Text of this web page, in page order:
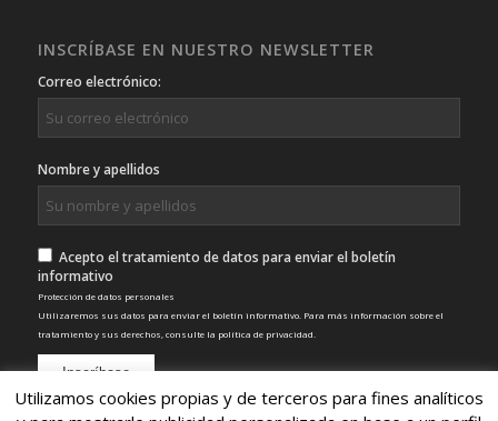
INSCRÍBASE EN NUESTRO NEWSLETTER
Correo electrónico:
Nombre y apellidos
Acepto el tratamiento de datos para enviar el boletín
informativo
Protección de datos personales
Utilizaremos sus datos para enviar el boletín informativo. Para más información sobre el
tratamiento y sus derechos, consulte la política de privacidad
Utilizamos cookies propias y de terceros para fines analíticos